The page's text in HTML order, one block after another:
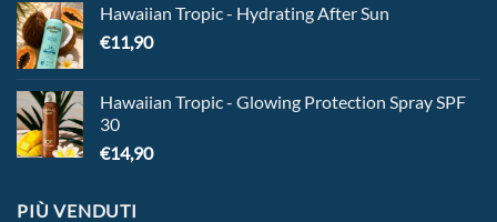
Hawaiian Tropic - Hydrating After Sun
€11,90
Hawaiian Tropic - Glowing Protection Spray SPF
30
€14,90
PIÙ VENDUTI